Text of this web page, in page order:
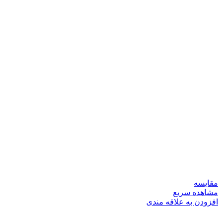
مقایسه
مشاهده سریع
افزودن به علاقه مندی